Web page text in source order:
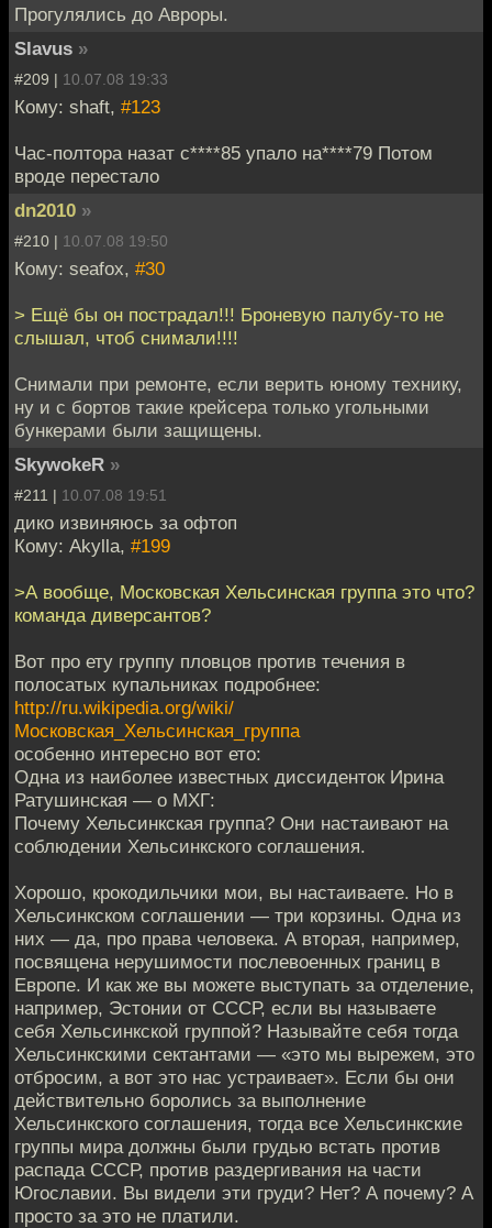
Прогулялись до Авроры.
Slavus »
#209 | 10.07.08 19:33
Кому: shaft, #123
Час-полтора назат с****85 упало на****79 Потом
вроде перестало
dn2010 »
#210 | 10.07.08 19:50
Кому: seafox, #30
> Ещё бы он пострадал!!! Броневую палубу-то не
слышал, чтоб снимали!!!!
Снимали при ремонте, если верить юному технику,
ну и с бортов такие крейсера только угольными
бункерами были защищены.
SkywokeR »
#211 | 10.07.08 19:51
дико извиняюсь за офтоп
Кому: Akylla, #199
>А вообще, Московская Хельсинская группа это что?
команда диверсантов?
Вот про ету группу пловцов против течения в
полосатых купальниках подробнее:
http://ru.wikipedia.org/wiki/
Московская_Хельсинская_группа
особенно интересно вот ето:
Одна из наиболее известных диссиденток Ирина
Ратушинская — о МХГ:
Почему Хельсинкская группа? Они настаивают на
соблюдении Хельсинкского соглашения.
Хорошо, крокодильчики мои, вы настаиваете. Но в
Хельсинкском соглашении — три корзины. Одна из
них — да, про права человека. А вторая, например,
посвящена нерушимости послевоенных границ в
Европе. И как же вы можете выступать за отделение,
например, Эстонии от СССР, если вы называете
себя Хельсинкской группой? Называйте себя тогда
Хельсинкскими сектантами — «это мы вырежем, это
отбросим, а вот это нас устраивает». Если бы они
действительно боролись за выполнение
Хельсинкского соглашения, тогда все Хельсинкские
группы мира должны были грудью встать против
распада СССР, против раздергивания на части
Югославии. Вы видели эти груди? Нет? А почему? А
просто за это не платили.